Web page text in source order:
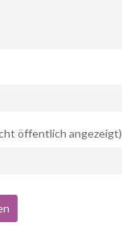
öffentlich angezeigt)